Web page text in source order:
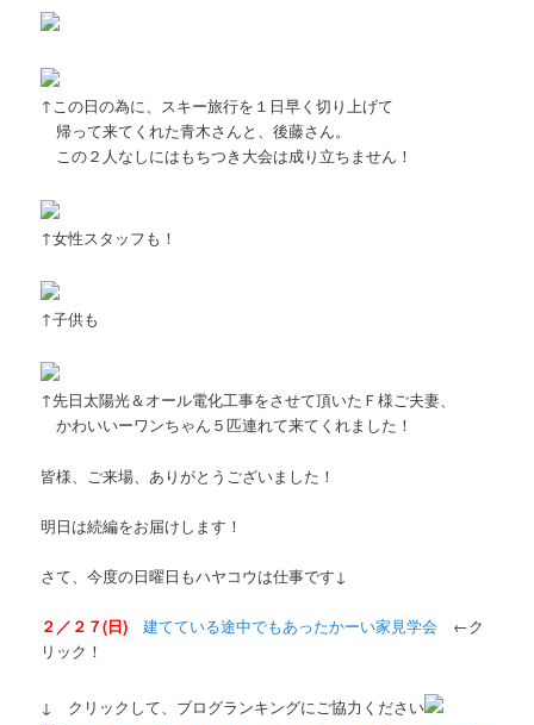
↑この日の為に、スキー旅行を１日早く切り上げて
帰って来てくれた青木さんと、後藤さん。
この２人なしにはもちつき大会は成り立ちません！
↑女性スタッフも！
↑子供も
↑先日太陽光＆オール電化工事をさせて頂いたＦ様ご夫妻、
かわいいーワンちゃん５匹連れて来てくれました！
皆様、ご来場、ありがとうございました！
明日は続編をお届けします！
さて、今度の日曜日もハヤコウは仕事です↓
２／２７(日) 建てている途中でもあったかーい家見学会 ←ク
リック！
↓ クリックして、ブログランキングにご協力ください